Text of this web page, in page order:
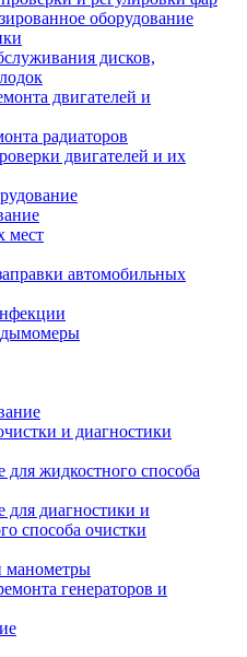
оборудование
дисков,
двигателей и
радиаторов
двигателей и их
мест
автомобильных
дымомеры
и диагностики
для жидкостного способа
для диагностики и
способа очистки
манометры
генераторов и